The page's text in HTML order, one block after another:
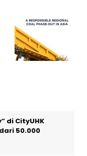
di CityUHK
50.000